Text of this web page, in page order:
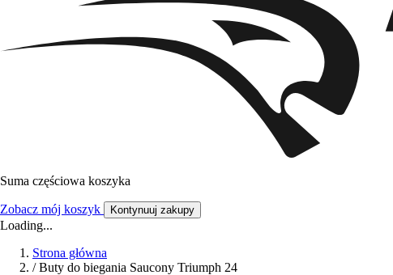
Suma częściowa koszyka
Zobacz mój koszyk Kontynuuj zakupy
Loading...
Strona główna
/ Buty do biegania Saucony Triumph 24